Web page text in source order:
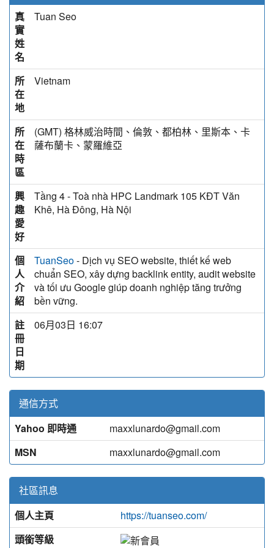
真
實
姓
名
Tuan Seo
所
在
地
Vietnam
所
在
時
區
(GMT) 格林威治時間、倫敦、都柏林、里斯本、卡
薩布蘭卡、蒙羅維亞
興
趣
愛
好
Tầng 4 - Toà nhà HPC Landmark 105 KĐT Văn
Khê, Hà Đông, Hà Nội
個
人
介
紹
TuanSeo - Dịch vụ SEO website, thiết kế web
chuẩn SEO, xây dựng backlink entity, audit website
và tối ưu Google giúp doanh nghiệp tăng trưởng
bền vững.
註
冊
日
期
06月03日 16:07
通信方式
Yahoo 即時通
maxxlunardo@gmail.com
MSN
maxxlunardo@gmail.com
社區訊息
個人主頁
https://tuanseo.com/
頭銜等級